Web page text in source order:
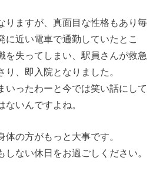
りますが、真面目な性格もあり毎
に近い電車で通勤していたとこ
を失ってしまい、駅員さんが救急
、即入院となりました。
いったわーと今では笑い話にして
ないんですよね。
の方がもっと大事です。
しない休日をお過ごしください。